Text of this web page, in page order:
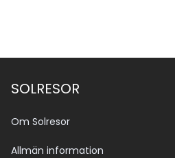
SOLRESOR
Om Solresor
Allmän information